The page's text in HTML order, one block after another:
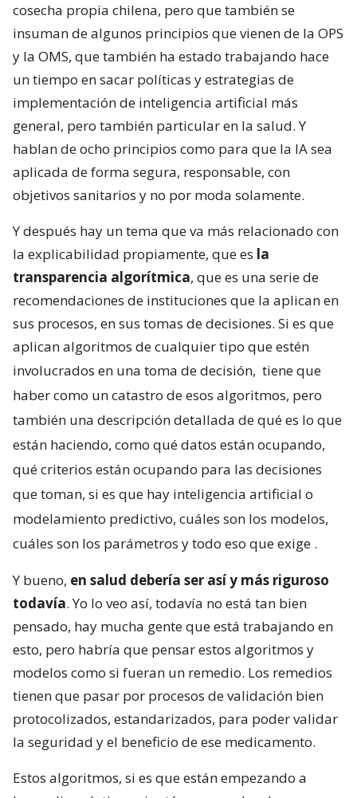
cosecha propia chilena, pero que también se
insuman de algunos principios que vienen de la OPS
y la OMS, que también ha estado trabajando hace
un tiempo en sacar políticas y estrategias de
implementación de inteligencia artificial más
general, pero también particular en la salud. Y
hablan de ocho principios como para que la IA sea
aplicada de forma segura, responsable, con
objetivos sanitarios y no por moda solamente.
Y después hay un tema que va más relacionado con
la explicabilidad propiamente, que es la
transparencia algorítmica, que es una serie de
recomendaciones de instituciones que la aplican en
sus procesos, en sus tomas de decisiones. Si es que
aplican algoritmos de cualquier tipo que estén
involucrados en una toma de decisión, tiene que
haber como un catastro de esos algoritmos, pero
también una descripción detallada de qué es lo que
están haciendo, como qué datos están ocupando,
qué criterios están ocupando para las decisiones
que toman, si es que hay inteligencia artificial o
modelamiento predictivo, cuáles son los modelos,
cuáles son los parámetros y todo eso que exige .
Y bueno, en salud debería ser así y más riguroso
todavía. Yo lo veo así, todavía no está tan bien
pensado, hay mucha gente que está trabajando en
esto, pero habría que pensar estos algoritmos y
modelos como si fueran un remedio. Los remedios
tienen que pasar por procesos de validación bien
protocolizados, estandarizados, para poder validar
la seguridad y el beneficio de ese medicamento.
Estos algoritmos, si es que están empezando a